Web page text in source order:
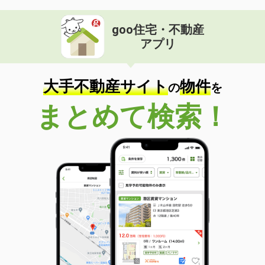
goo住宅・不動産
アプリ
大手不動産サイトの物件を
まとめて検索！